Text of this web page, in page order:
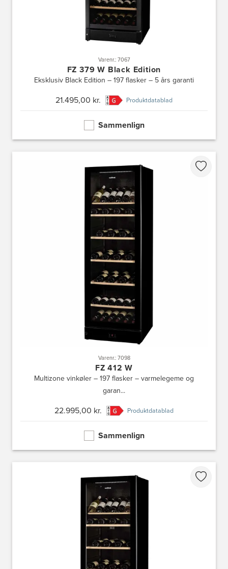
Varenr.: 7067
FZ 379 W Black Edition
Eksklusiv Black Edition – 197 flasker – 5 års garanti
21.495,00 kr. Produktdatablad
Sammenlign
Varenr.: 7098
FZ 412 W
Multizone vinkøler – 197 flasker – varmelegeme og
garan...
22.995,00 kr. Produktdatablad
Sammenlign